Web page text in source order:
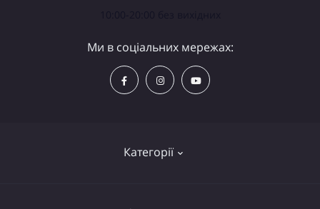
Категорії
Ми в соціальних мережах: